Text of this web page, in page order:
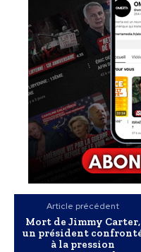
Article précédent
Mort de Jimmy Carter,
un président
à la pression